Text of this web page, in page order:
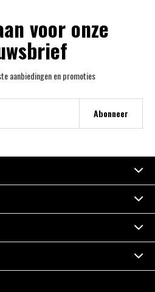
voor onze
aanbiedingen en promoties
Abonneer